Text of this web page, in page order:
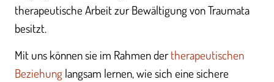
therapeutische Arbeit zur Bewältigung von Traumata
besitzt.
Mit uns können sie im Rahmen der therapeutischen
Beziehung langsam lernen, wie sich eine sichere